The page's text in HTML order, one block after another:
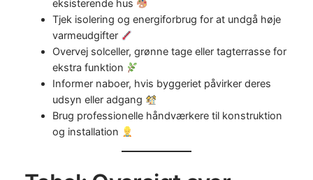
eksisterende hus
Tjek isolering og energiforbrug for at undgå høje
varmeudgifter
Overvej solceller, grønne tage eller tagterrasse for
ekstra funktion
Informer naboer, hvis byggeriet påvirker deres
udsyn eller adgang
Brug professionelle håndværkere til konstruktion
og installation